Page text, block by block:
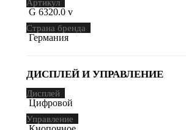
Артикул
G 6320.0 v
Страна бренда
Германия
ДИСПЛЕЙ И УПРАВЛЕНИЕ
Дисплей
Цифровой
Управление